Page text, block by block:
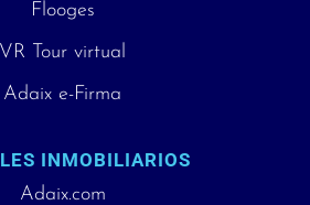
Flooges
VR Tour virtual
Adaix e-Firma
INMOBILIARIOS
Adaix.com